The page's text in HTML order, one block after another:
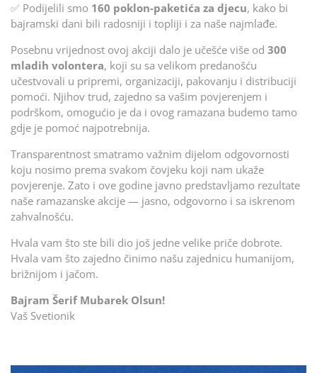
✅ Podijelili smo 160 poklon-paketića za djecu, kako bi
bajramski dani bili radosniji i topliji i za naše najmlađe.
Posebnu vrijednost ovoj akciji dalo je učešće više od 300
mladih volontera, koji su sa velikom predanošću
učestvovali u pripremi, organizaciji, pakovanju i distribuciji
pomoći. Njihov trud, zajedno sa vašim povjerenjem i
podrškom, omogućio je da i ovog ramazana budemo tamo
gdje je pomoć najpotrebnija.
Transparentnost smatramo važnim dijelom odgovornosti
koju nosimo prema svakom čovjeku koji nam ukaže
povjerenje. Zato i ove godine javno predstavljamo rezultate
naše ramazanske akcije — jasno, odgovorno i sa iskrenom
zahvalnošću.
Hvala vam što ste bili dio još jedne velike priče dobrote.
Hvala vam što zajedno činimo našu zajednicu humanijom,
brižnijom i jačom.
Bajram Šerif Mubarek Olsun!
Vaš Svetionik